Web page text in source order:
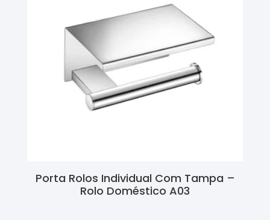
Porta Rolos Individual Com Tampa –
Rolo Doméstico A03